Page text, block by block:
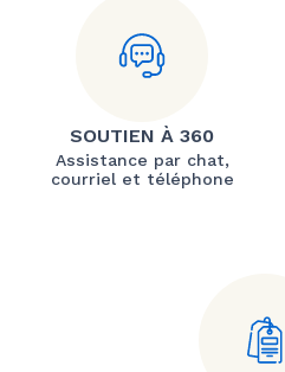
SOUTIEN À 360
Assistance par chat,
courriel et téléphone